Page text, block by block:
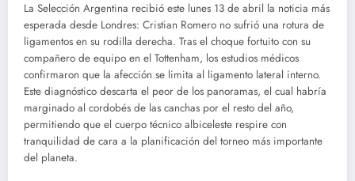
La Selección Argentina recibió este lunes 13 de abril la noticia más
esperada desde Londres: Cristian Romero no sufrió una rotura de
ligamentos en su rodilla derecha. Tras el choque fortuito con su
compañero de equipo en el Tottenham, los estudios médicos
confirmaron que la afección se limita al ligamento lateral interno.
Este diagnóstico descarta el peor de los panoramas, el cual habría
marginado al cordobés de las canchas por el resto del año,
permitiendo que el cuerpo técnico albiceleste respire con
tranquilidad de cara a la planificación del torneo más importante
del planeta.